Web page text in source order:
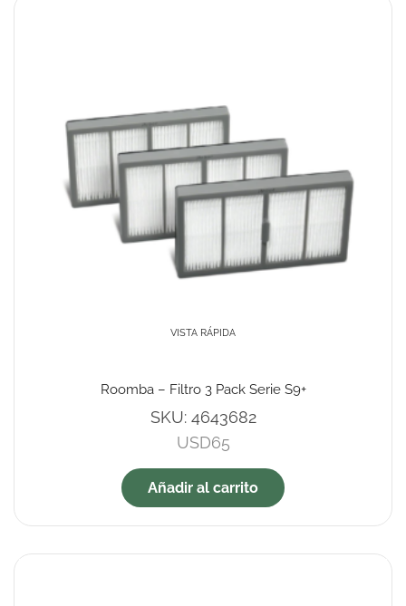
VISTA RÁPIDA
Roomba – Filtro 3 Pack Serie S9+
SKU: 4643682
USD65
Añadir al carrito